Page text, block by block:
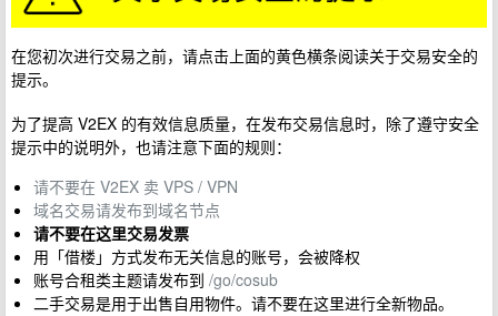
在您初次进行交易之前，请点击上面的黄色横条阅读关于交易安全的
提示。
为了提高 V2EX 的有效信息质量，在发布交易信息时，除了遵守安全
提示中的说明外，也请注意下面的规则：
请不要在 V2EX 卖 VPS / VPN
域名交易请发布到域名节点
请不要在这里交易发票
用「借楼」方式发布无关信息的账号，会被降权
账号合租类主题请发布到 /go/cosub
二手交易是用于出售自用物件。请不要在这里进行全新物品。